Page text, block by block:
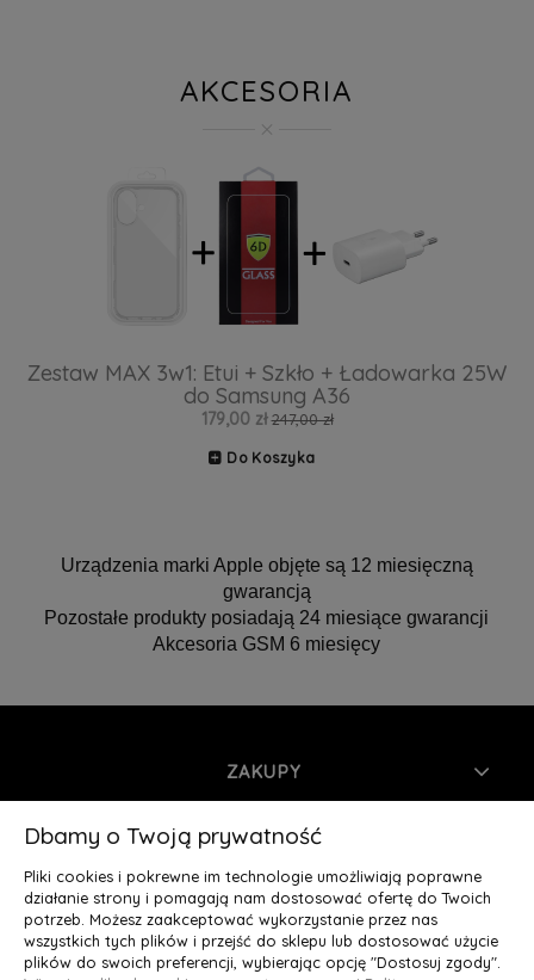
AKCESORIA
Zestaw MAX 3w1: Etui + Szkło + Ładowarka 25W
do Samsung A36
179,00 zł 247,00 zł
Do Koszyka
Urządzenia marki Apple objęte są 12 miesięczną
gwarancją
Pozostałe produkty posiadają 24 miesiące gwarancji
Akcesoria GSM 6 miesięcy
ZAKUPY
INFORMACJE
MOJE KONTO
O NAS
Dbamy o Twoją prywatność
Pliki cookies i pokrewne im technologie umożliwiają poprawne
działanie strony i pomagają nam dostosować ofertę do Twoich
potrzeb. Możesz zaakceptować wykorzystanie przez nas
wszystkich tych plików i przejść do sklepu lub dostosować użycie
plików do swoich preferencji, wybierając opcję "Dostosuj zgody".